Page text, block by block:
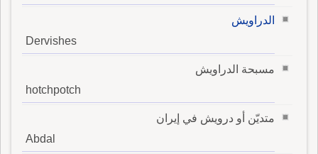
الدراويش
Dervishes
مسبحة الدراويش
hotchpotch
متديّن أو درويش في إيران
Abdal